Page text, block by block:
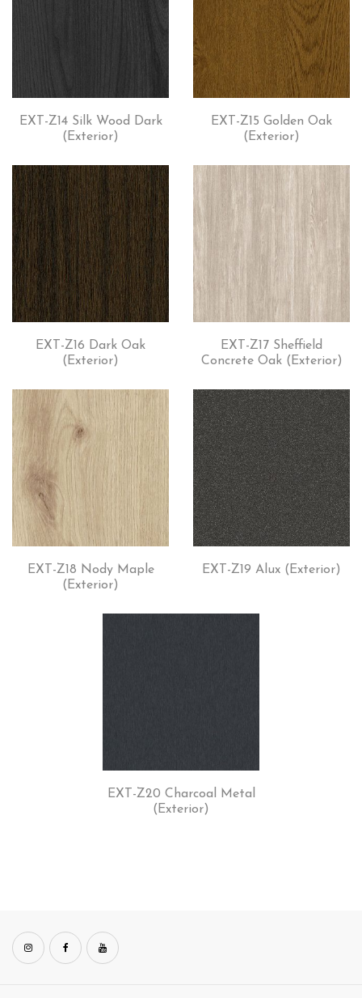
EXT-Z14 Silk Wood Dark
(Exterior)
EXT-Z15 Golden Oak
(Exterior)
EXT-Z16 Dark Oak
(Exterior)
EXT-Z17 Sheffield
Concrete Oak (Exterior)
EXT-Z18 Nody Maple
(Exterior)
EXT-Z19 Alux (Exterior)
EXT-Z20 Charcoal Metal
(Exterior)